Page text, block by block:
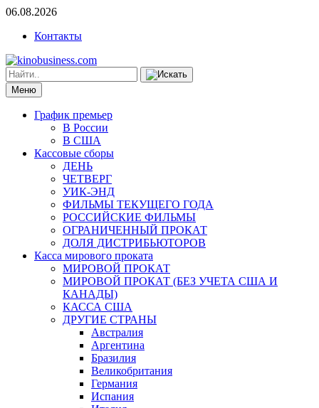
06.08.2026
Контакты
Меню
График премьер
В России
В США
Кассовые сборы
ДЕНЬ
ЧЕТВЕРГ
УИК-ЭНД
ФИЛЬМЫ ТЕКУЩЕГО ГОДА
РОССИЙСКИЕ ФИЛЬМЫ
ОГРАНИЧЕННЫЙ ПРОКАТ
ДОЛЯ ДИСТРИБЬЮТОРОВ
Касса мирового проката
МИРОВОЙ ПРОКАТ
МИРОВОЙ ПРОКАТ (БЕЗ УЧЕТА США И
КАНАДЫ)
КАССА США
ДРУГИЕ СТРАНЫ
Австралия
Аргентина
Бразилия
Великобритания
Германия
Испания